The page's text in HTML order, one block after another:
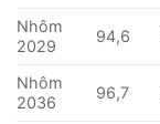
Nhôm
2029
94,6
Nhôm
2036
96,7